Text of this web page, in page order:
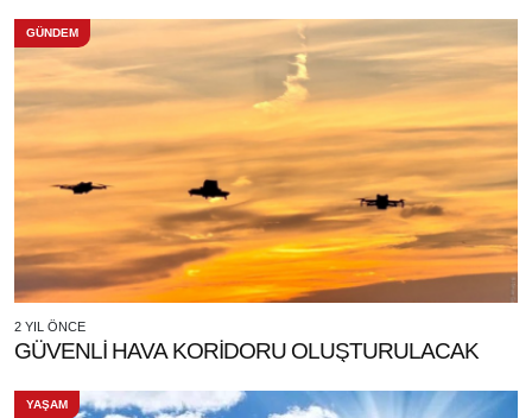
GÜNDEM
2 YIL ÖNCE
GÜVENLİ HAVA KORİDORU OLUŞTURULACAK
YAŞAM